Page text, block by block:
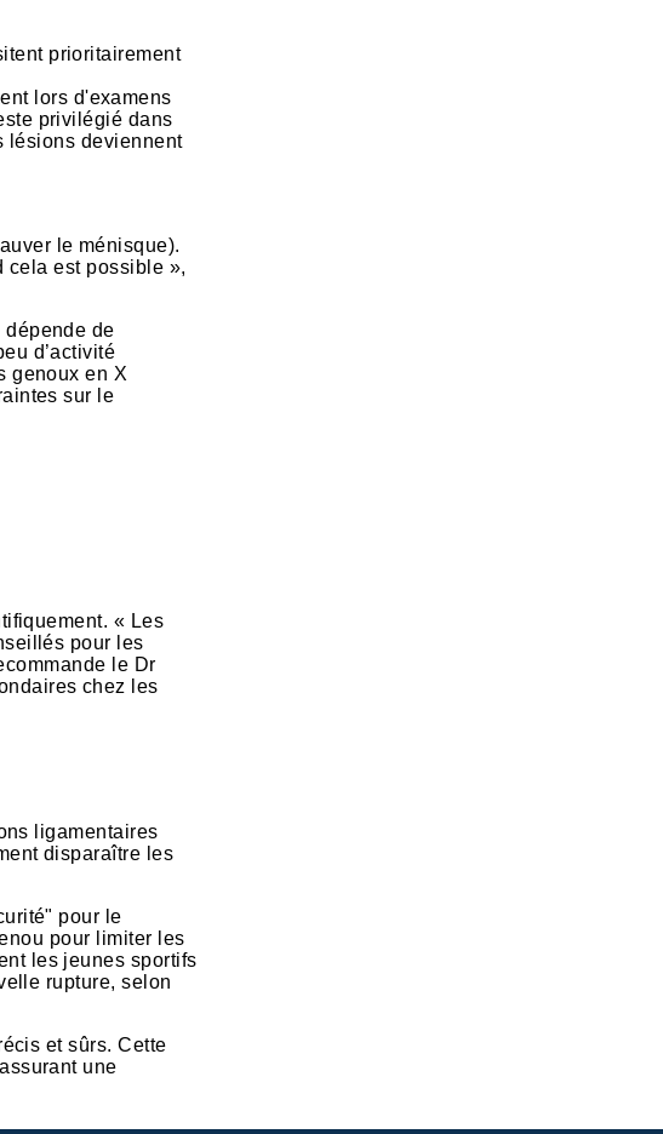
prioritairement
lors d'examens
privilégié dans
lésions deviennent
le ménisque).
cela est possible »,
de
d’activité
genoux en X
sur le
« Les
pour les
le Dr
chez les
ligamentaires
disparaître les
pour le
pour limiter les
les jeunes sportifs
rupture, selon
et sûrs. Cette
une